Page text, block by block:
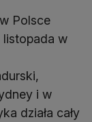
Polsce
listopada w
i w
działa cały